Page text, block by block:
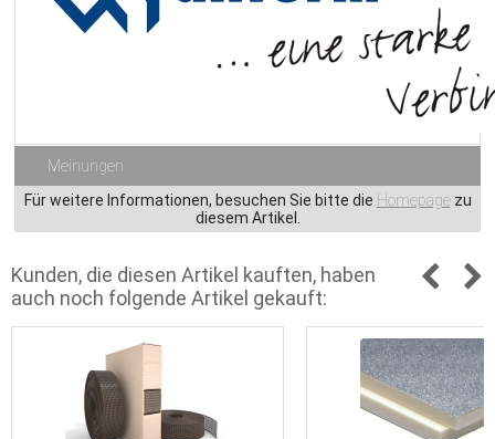
Meinungen
Für weitere Informationen, besuchen Sie bitte die Homepagezu
diesem Artikel.
Kunden, die diesen Artikel kauften, haben
auch noch folgende Artikel gekauft: